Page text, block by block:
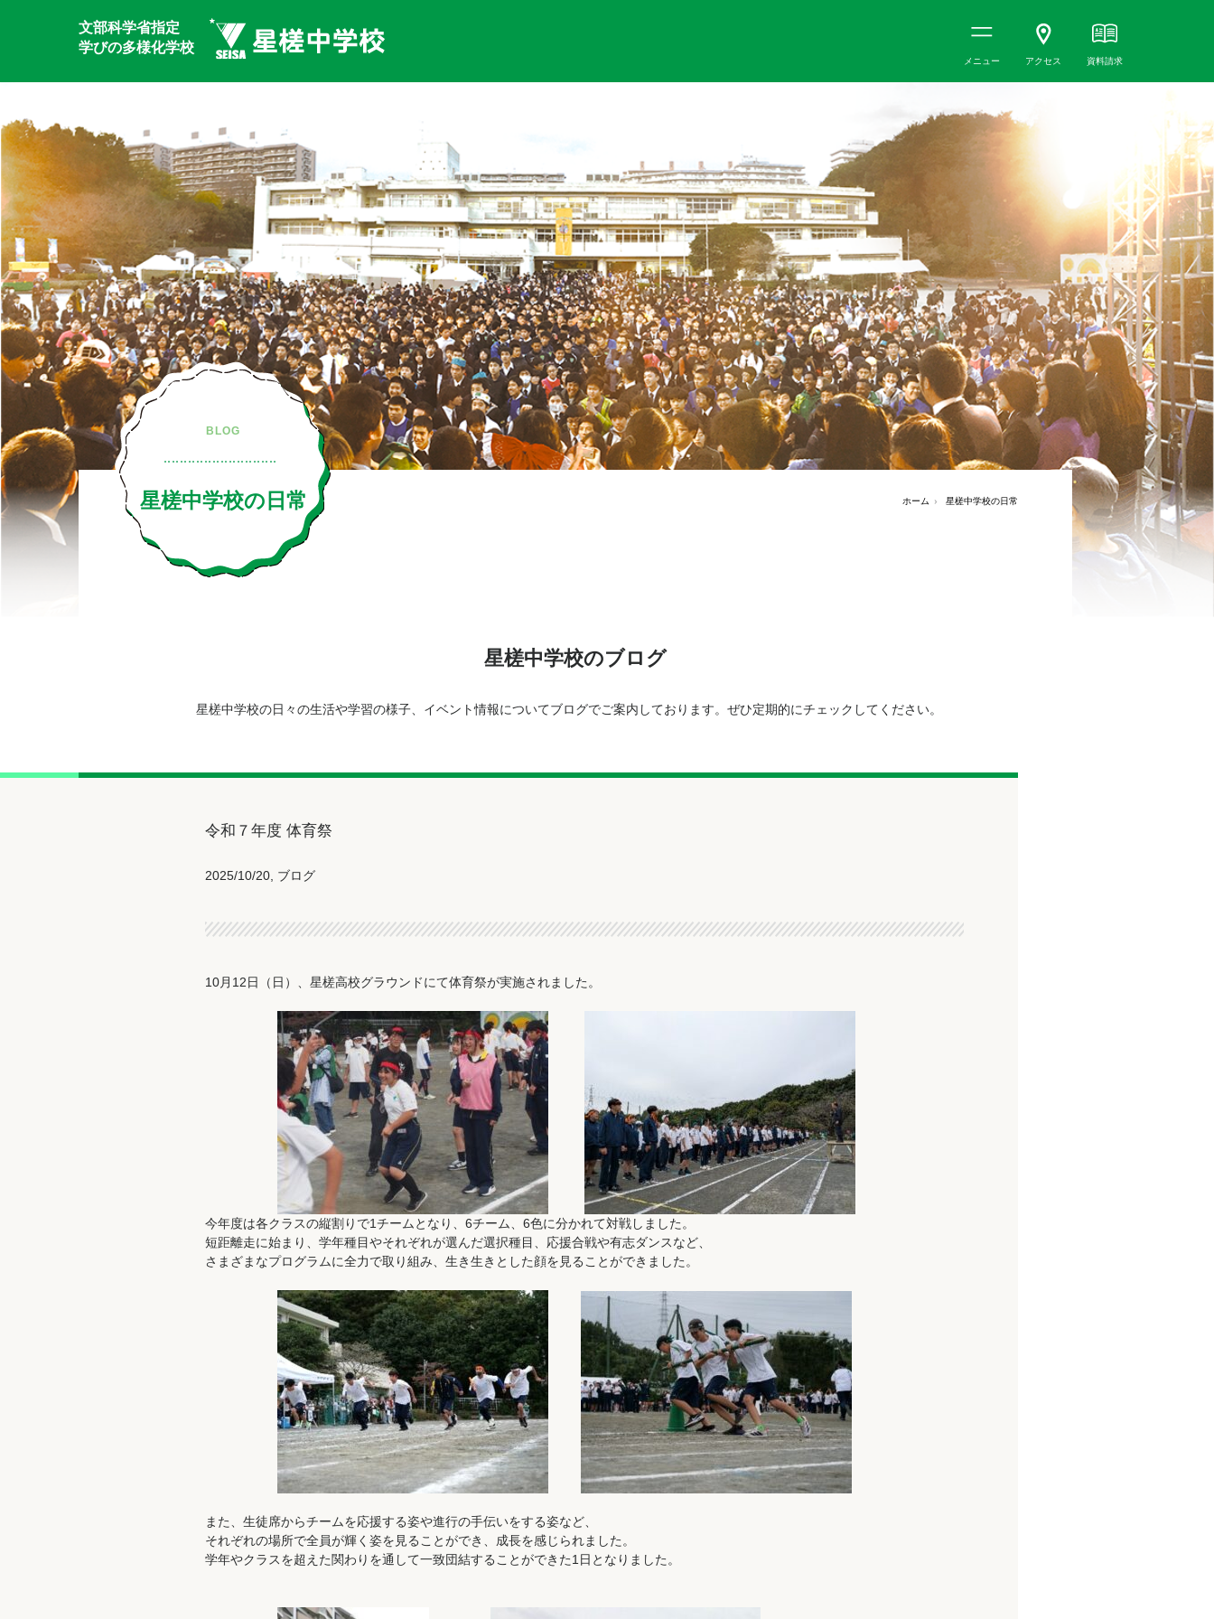
文部科学省指定
学びの多様化学校
メニュー アクセス 資料請求
星槎中学校の日常
BLOG
ホーム 星槎中学校の日常
星槎中学校のブログ
星槎中学校の日々の生活や学習の様子、イベント情報についてブログでご案内しております。ぜひ定期的にチェックしてください。
令和７年度 体育祭
2025/10/20 ブログ
10月12日（日）、星槎高校グラウンドにて体育祭が実施されました。
今年度は各クラスの縦割りで1チームとなり、6チーム、6色に分かれて対戦しました。
短距離走に始まり、学年種目やそれぞれが選んだ選択種目、応援合戦や有志ダンスなど、
さまざまなプログラムに全力で取り組み、生き生きとした顔を見ることができました。
また、生徒席からチームを応援する姿や進行の手伝いをする姿など、
それぞれの場所で全員が輝く姿を見ることができ、成長を感じられました。
学年やクラスを超えた関わりを通して一致団結することができた1日となりました。